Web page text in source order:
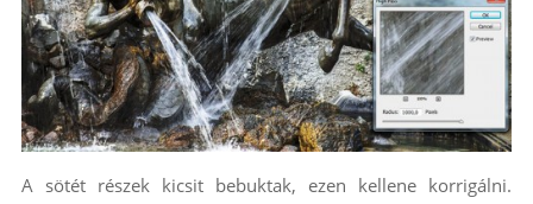
A sötét részek kicsit bebuktak, ezen kellene korrigálni.